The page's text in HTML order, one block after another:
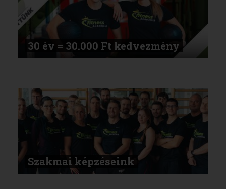
30 év = 30.000 Ft kedvezmény
Szakmai képzéseink